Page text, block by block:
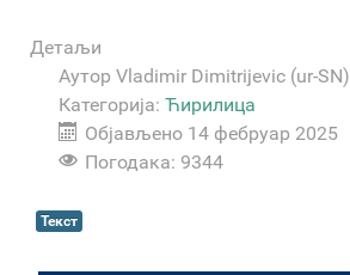
Детаљи
Аутор Vladimir Dimitrijevic (ur-SN)
Категорија: Ћирилица
Објављено 14 фебруар 2025
Погодака: 9344
Текст